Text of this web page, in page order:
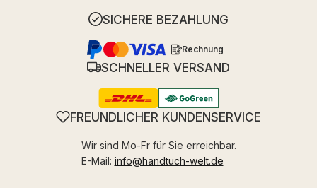
SICHERE BEZAHLUNG
Rechnung
SCHNELLER VERSAND
FREUNDLICHER KUNDENSERVICE
Wir sind Mo-Fr für Sie erreichbar.
E-Mail: info@handtuch-welt.de